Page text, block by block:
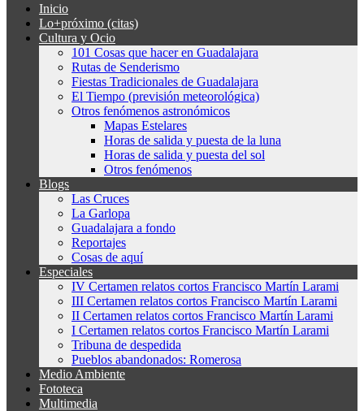
Inicio
Lo+próximo (citas)
Cultura y Ocio
101 Cosas que hacer en Guadalajara
Rutas de Senderismo
Fiestas Tradicionales de Guadalajara
El Tiempo (previsión meteorológica)
Otros fenómenos astronómicos
Mapas Estelares
Horas de salida y puesta de la luna
Horas de salida y puesta del sol
Otros fenómenos
Blogs
Las Cruces
La Garlopa
Guadalajara a fondo
Reportajes
Cosas de aquí
Especiales
IV Certamen relatos cortos Francisco Martín Larami
III Certamen relatos cortos Francisco Martín Larami
II Certamen relatos cortos Francisco Martín Larami
I Certamen relatos cortos Francisco Martín Larami
Tribuna de despedida
Pueblos abandonados: Romerosa
Medio Ambiente
Fototeca
Multimedia